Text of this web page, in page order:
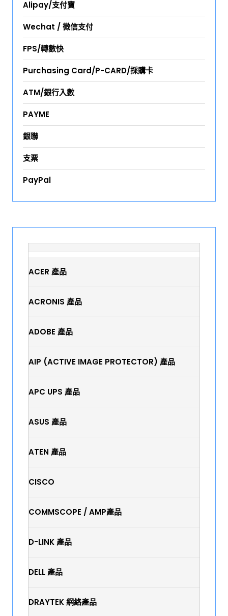
Alipay/支付寶
Wechat / 微信支付
FPS/轉數快
Purchasing Card/P-CARD/採購卡
ATM/銀行入數
PAYME
銀聯
支票
PayPal
ACER 產品
ACRONIS 產品
ADOBE 產品
AIP (ACTIVE IMAGE PROTECTOR) 產品
APC UPS 產品
ASUS 產品
ATEN 產品
CISCO
COMMSCOPE / AMP產品
D-LINK 產品
DELL 產品
DRAYTEK 網絡產品